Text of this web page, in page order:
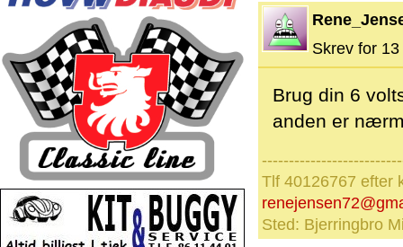
Skrev for
Brug din 6
anden er
Tlf 40126767 efter
Sted: Bjerringbro